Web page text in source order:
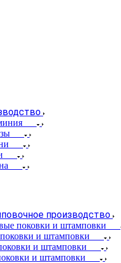
производство
поковки и штамповки
и штамповки
и штамповки
и штамповки